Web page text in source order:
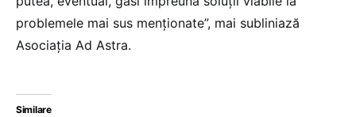
problemele mai sus menționate”, mai subliniază
Asociația Ad Astra.
Similare